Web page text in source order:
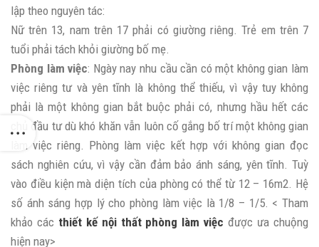
lập theo nguyên tác:
Nữ trên 13, nam trên 17 phải có giường riêng. Trẻ em trên 7
tuổi phải tách khỏi giường bố mẹ.
Phòng làm việc: Ngày nay nhu cầu cần có một không gian làm
việc riêng tư và yên tĩnh là không thể thiếu, vì vậy tuy không
phải là một không gian bắt buộc phải có, nhưng hầu hết các
chủ đầu tư dù khó khăn vẫn luôn cố gắng bố trí một không gian
làm việc riêng. Phòng làm việc kết hợp với không gian đọc
sách nghiên cứu, vì vậy cần đảm bảo ánh sáng, yên tĩnh. Tuỳ
vào điều kiện mà diện tích của phòng có thể từ 12 – 16m2. Hệ
số ánh sáng hợp lý cho phòng làm việc là 1/8 – 1/5. < Tham
khảo các thiết kế nội thất phòng làm việc được ưa chuộng
hiện nay>